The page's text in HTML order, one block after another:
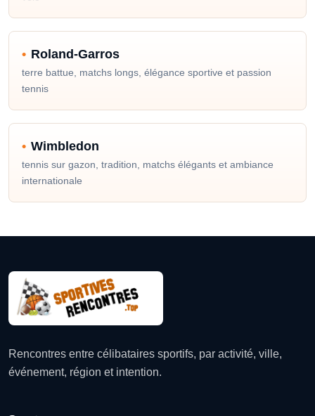
Roland-Garros
terre battue, matchs longs, élégance sportive et passion
tennis
Wimbledon
tennis sur gazon, tradition, matchs élégants et ambiance
internationale
Rencontres entre célibataires sportifs, par activité, ville,
événement, région et intention.